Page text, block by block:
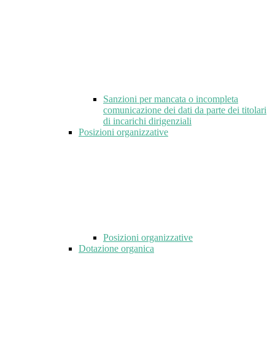
Sanzioni per mancata o incompleta
comunicazione dei dati da parte dei titolari
di incarichi dirigenziali
Posizioni organizzative
Posizioni organizzative
Dotazione organica